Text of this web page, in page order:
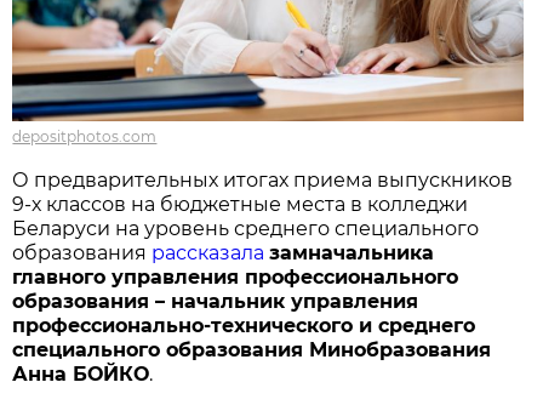
depositphotos.com
О предварительных итогах приема выпускников
9-х классов на бюджетные места в колледжи
Беларуси на уровень среднего специального
образования рассказала замначальника
главного управления профессионального
образования – начальник управления
профессионально-технического и среднего
специального образования Минобразования
Анна БОЙКО.